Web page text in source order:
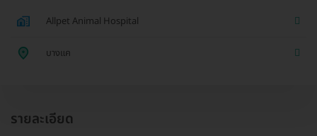
Allpet Animal Hospital
บางแค
รายละเอียด